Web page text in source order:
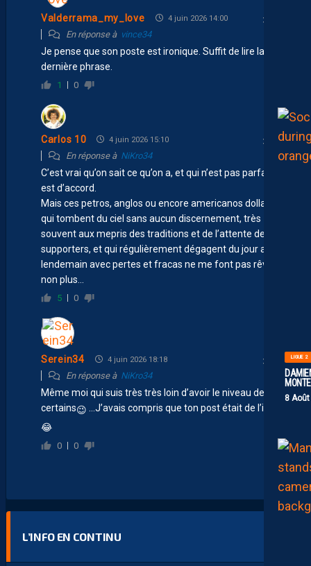
LIGUE 2
8
Valderrama_my_love 4 juin 2026 14:00
En réponse à vince34
Je pense que son poste est ironique. Suffit de lire la
dernière phrase.
1 0
Carlos 10 4 juin 2026 15:10
En réponse à NiKro34
C’est vrai qu’on sait ce qu’on a, et qui n’est pas parfait on
est d’accord.
Mais ces petros, anglos ou encore americanos dollards
qui tombent du ciel sans aucun discernement, très
souvent aux mepris des traditions et de l’attente des
supporters, et qui régulièrement dégagent du jour au
lendemain avec pertes et fracas ne me font pas rêver
non plus…
5 0
Serein34 4 juin 2026 18:18
En réponse à NiKro34
Même moi qui suis très très loin d’avoir le niveau de
certains😉 …J’avais compris que ton post était de l’ironie
😂
0 0
L’INFO EN CONTINU